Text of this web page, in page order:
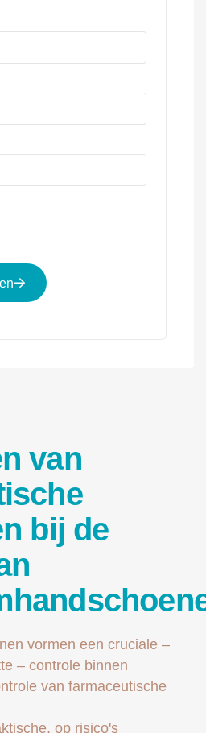
van
bij de
vormen een cruciale –
– controle binnen
van farmaceutische
op risico's